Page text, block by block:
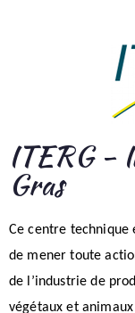
ITERG -
Gras
Ce centre technique
de mener toute
de l’industrie de
végétaux et